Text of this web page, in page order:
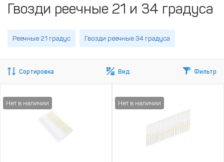
Гвозди реечные 21 и 34 градуса
Реечные 21 градус Гвозди реечные 34 градуса
Сортировка Вид Фильтр